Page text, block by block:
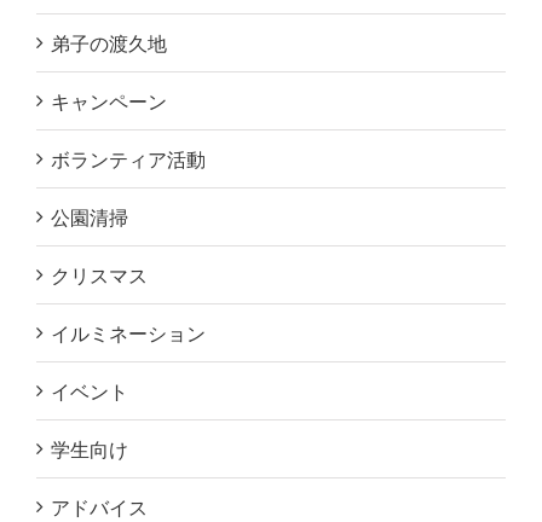
弟子の渡久地
キャンペーン
ボランティア活動
公園清掃
クリスマス
イルミネーション
イベント
学生向け
アドバイス